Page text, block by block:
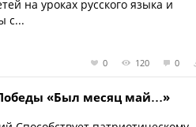
на уроках русского языка и
с...
0 120 0
«Был месяц май…»